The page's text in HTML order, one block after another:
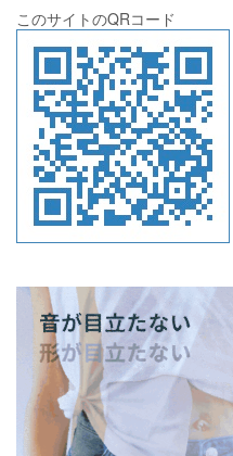
このサイトのQRコード